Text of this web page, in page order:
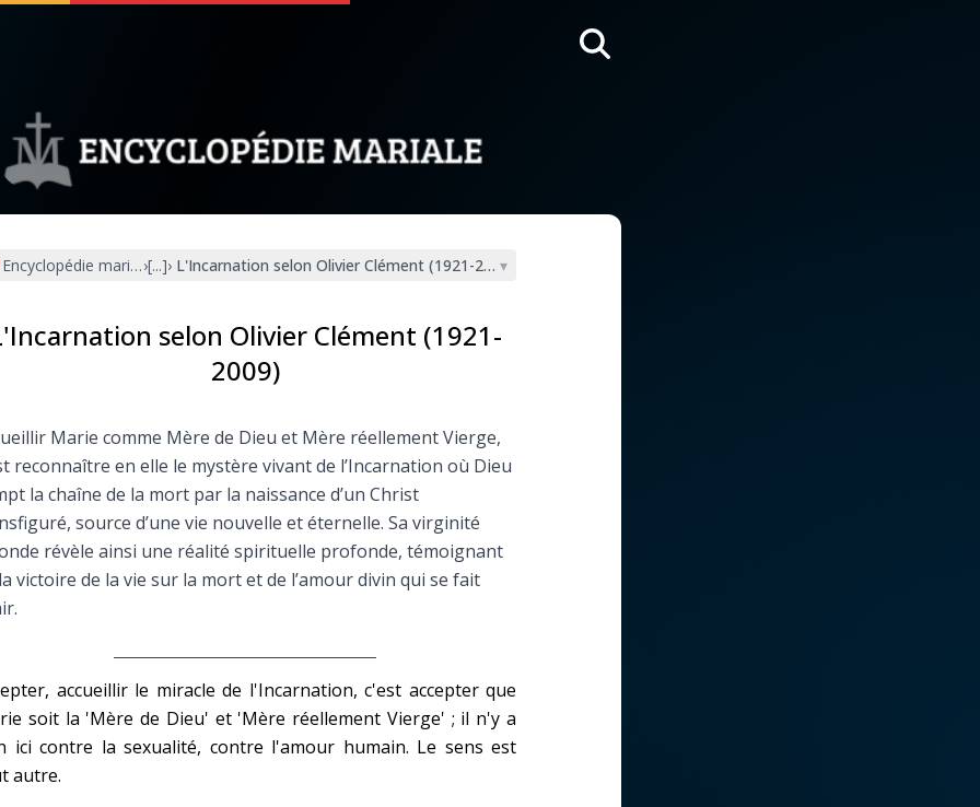
soutenir À propos Facebook Infos légales
◼︎À la une
Chapelet pour le monde
Contact
Faire un don
Marie de Nazareth
Encyclopédie mariale
›[...]› L'Incarnation selon Olivier Clément (1921-2009)
▾
selon Olivier Clément (1921-
2009)
Marie comme Mère de Dieu et Mère réellement Vierge,
reconnaître en elle le mystère vivant de l’Incarnation où Dieu
la chaîne de la mort par la naissance d’un Christ
source d’une vie nouvelle et éternelle. Sa virginité
révèle ainsi une réalité spirituelle profonde, témoignant
victoire de la vie sur la mort et de l’amour divin qui se fait
accueillir le miracle de l'Incarnation, c'est accepter que
soit la 'Mère de Dieu' et 'Mère réellement Vierge' ; il n'y a
ici contre la sexualité, contre l'amour humain. Le sens est
autre.